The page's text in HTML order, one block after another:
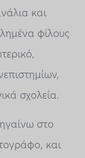
και
φίλους
σχολεία.
στο
και